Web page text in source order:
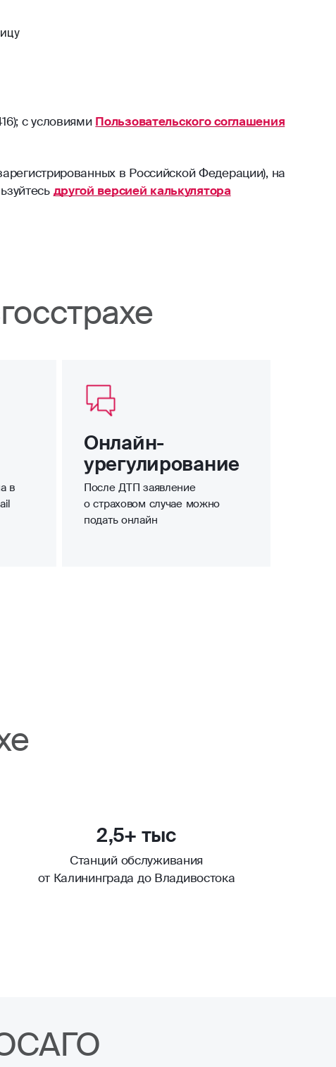
с условиями Пользовательского соглашения
в Российской Федерации), на
другой версией калькулятора
в
Онлайн-
урегулирование
После ДТП заявление
о страховом случае можно
подать онлайн
2,5+ тыс
Станций обслуживания
от Калининграда до Владивостока